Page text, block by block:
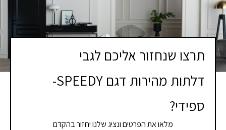
תרצו שנחזור אליכם לגבי
דלתות מהירות דגם SPEEDY-
ספידי?
מלאו את הפרטים ונציג שלנו יחזור בהקדם